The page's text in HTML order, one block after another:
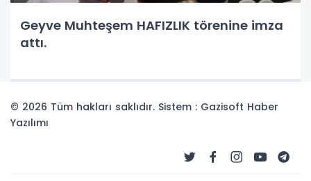
Geyve Muhteşem HAFIZLIK törenine imza
attı.
© 2026 Tüm hakları saklıdır. Sistem : Gazisoft Haber
Yazılımı